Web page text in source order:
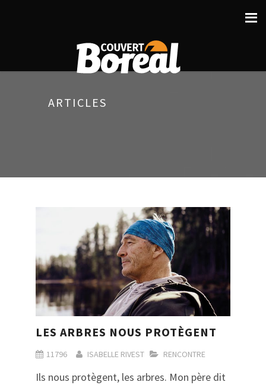
ARTICLES
LES ARBRES NOUS PROTÈGENT
11796 ISABELLE RIVEST RENCONTRE
Ils nous protègent, les arbres. Mon père dit